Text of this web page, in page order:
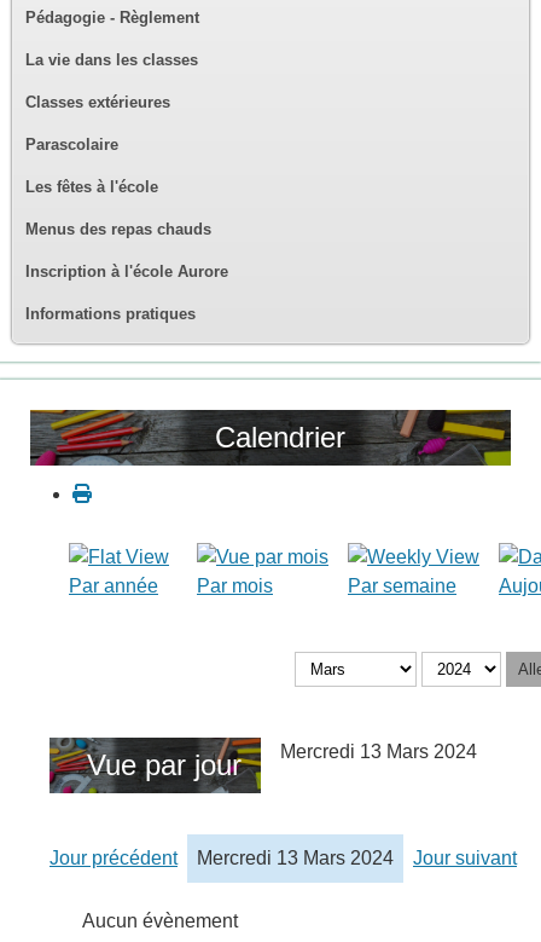
Pédagogie - Règlement
La vie dans les classes
Classes extérieures
Parascolaire
Les fêtes à l'école
Menus des repas chauds
Inscription à l'école Aurore
Informations pratiques
Calendrier
Par année Par mois Par semaine
Vue par jour Mercredi 13 Mars 2024
Jour précédent Mercredi 13 Mars 2024 Jour suivant
Aucun évènement